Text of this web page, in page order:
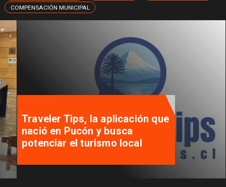
COMPENSACIÓN MUNICIPAL
Traveler Tips, la aplicación que
nació en Pucón y busca
potenciar el turismo local